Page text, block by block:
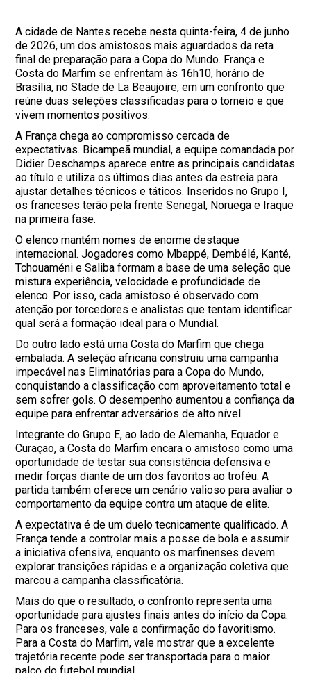
A cidade de Nantes recebe nesta quinta-feira, 4 de junho
de 2026, um dos amistosos mais aguardados da reta
final de preparação para a Copa do Mundo. França e
Costa do Marfim se enfrentam às 16h10, horário de
Brasília, no Stade de La Beaujoire, em um confronto que
reúne duas seleções classificadas para o torneio e que
vivem momentos positivos.
A França chega ao compromisso cercada de
expectativas. Bicampeã mundial, a equipe comandada por
Didier Deschamps aparece entre as principais candidatas
ao título e utiliza os últimos dias antes da estreia para
ajustar detalhes técnicos e táticos. Inseridos no Grupo I,
os franceses terão pela frente Senegal, Noruega e Iraque
na primeira fase.
O elenco mantém nomes de enorme destaque
internacional. Jogadores como Mbappé, Dembélé, Kanté,
Tchouaméni e Saliba formam a base de uma seleção que
mistura experiência, velocidade e profundidade de
elenco. Por isso, cada amistoso é observado com
atenção por torcedores e analistas que tentam identificar
qual será a formação ideal para o Mundial.
Do outro lado está uma Costa do Marfim que chega
embalada. A seleção africana construiu uma campanha
impecável nas Eliminatórias para a Copa do Mundo,
conquistando a classificação com aproveitamento total e
sem sofrer gols. O desempenho aumentou a confiança da
equipe para enfrentar adversários de alto nível.
Integrante do Grupo E, ao lado de Alemanha, Equador e
Curaçao, a Costa do Marfim encara o amistoso como uma
oportunidade de testar sua consistência defensiva e
medir forças diante de um dos favoritos ao troféu. A
partida também oferece um cenário valioso para avaliar o
comportamento da equipe contra um ataque de elite.
A expectativa é de um duelo tecnicamente qualificado. A
França tende a controlar mais a posse de bola e assumir
a iniciativa ofensiva, enquanto os marfinenses devem
explorar transições rápidas e a organização coletiva que
marcou a campanha classificatória.
Mais do que o resultado, o confronto representa uma
oportunidade para ajustes finais antes do início da Copa.
Para os franceses, vale a confirmação do favoritismo.
Para a Costa do Marfim, vale mostrar que a excelente
trajetória recente pode ser transportada para o maior